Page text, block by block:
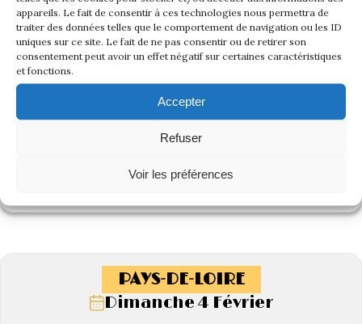
appareils. Le fait de consentir à ces technologies nous permettra de
traiter des données telles que le comportement de navigation ou les ID
uniques sur ce site. Le fait de ne pas consentir ou de retirer son
consentement peut avoir un effet négatif sur certaines caractéristiques
et fonctions.
Accepter
Refuser
Voir les préférences
Voir l'album de cette rencontre
PAYS-DE-LOIRE
Dimanche 4 Février